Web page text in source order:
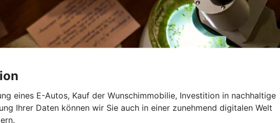
eines E-Autos, Kauf der Wunschimmobilie, Investition in nachhaltige
Ihrer Daten können wir Sie auch in einer zunehmend digitalen Welt